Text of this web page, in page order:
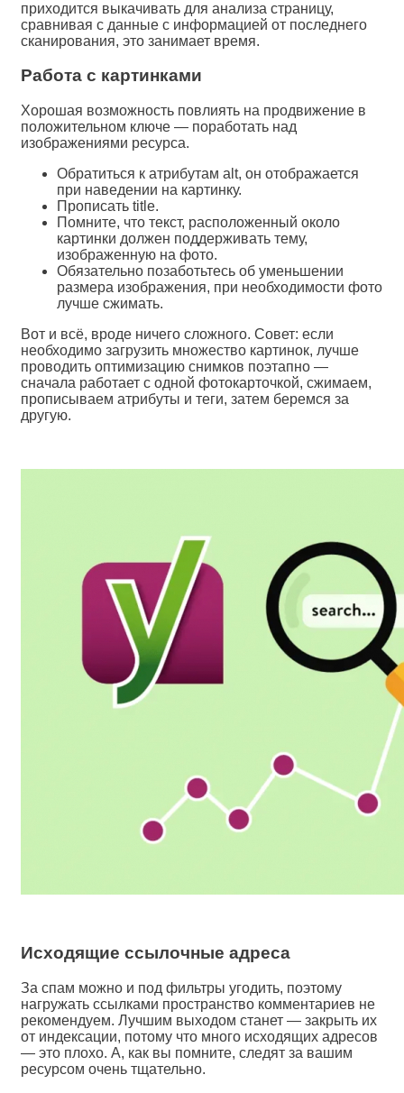
приходится выкачивать для анализа страницу,
сравнивая с данные с информацией от последнего
сканирования, это занимает время.
Работа с картинками
Хорошая возможность повлиять на продвижение в
положительном ключе — поработать над
изображениями ресурса.
Обратиться к атрибутам alt, он отображается
при наведении на картинку.
Прописать title.
Помните, что текст, расположенный около
картинки должен поддерживать тему,
изображенную на фото.
Обязательно позаботьтесь об уменьшении
размера изображения, при необходимости фото
лучше сжимать.
Вот и всё, вроде ничего сложного. Совет: если
необходимо загрузить множество картинок, лучше
проводить оптимизацию снимков поэтапно —
сначала работает с одной фотокарточкой, сжимаем,
прописываем атрибуты и теги, затем беремся за
другую.
Исходящие ссылочные адреса
За спам можно и под фильтры угодить, поэтому
нагружать ссылками пространство комментариев не
рекомендуем. Лучшим выходом станет — закрыть их
от индексации, потому что много исходящих адресов
— это плохо. А, как вы помните, следят за вашим
ресурсом очень тщательно.